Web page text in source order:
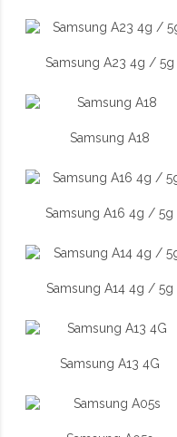
Samsung A23 4g / 5g
Samsung A18
Samsung A16 4g / 5g
Samsung A14 4g / 5g
Samsung A13 4G